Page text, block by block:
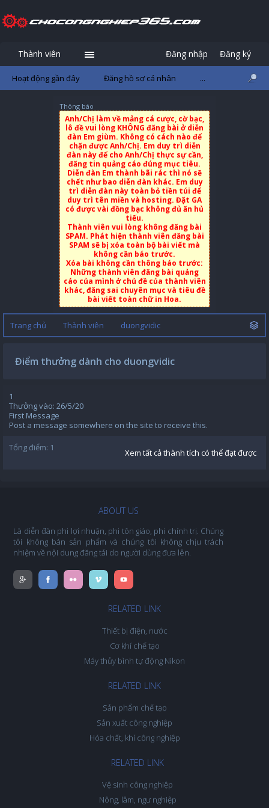
Thông báo
Anh/Chị làm về mảng cá cược, cờ bạc,
lô đề vui lòng KHÔNG đăng bài ở diễn
đàn Em giùm. Không có cách nào để
chặn được Anh/Chị. Em duy trì diễn
đàn này để cho Anh/Chị thực sự cần,
đăng tin quảng cáo đúng mục tiêu.
Diễn đàn Em thành bãi rác thì nó sẽ
chết như bao diễn đàn khác. Em duy
trì diễn đàn này toàn bỏ tiền túi để
duy trì tên miền và hosting. Đặt GA
có được vài đồng bạc không đủ ăn hủ
tiếu.
Thành viên vui lòng không đăng bài
SPAM. Phát hiện thành viên đăng bài
SPAM sẽ bị xóa toàn bộ bài viết mà
không cần báo trước.
Xóa bài không cần thông báo trước:
Những thành viên đăng bài quảng
cáo của mình ở chủ đề của thành viên
khác, đăng sai chuyên mục và tiêu đề
bài viết toàn chữ in Hoa.
Trang chủ Thành viên duongvidic
Điểm thưởng dành cho duongvidic
1
Thưởng vào: 26/5/20
First Message
Post a message somewhere on the site to receive this.
Tổng điểm: 1 Xem tất cả thành tích có thể đạt được
Thành viên
Hoạt động gần đây Đăng hồ sơ cá nhân ...
Đăng nhập Đăng ký
ABOUT US
Là diễn đàn phi lợi nhuận, phi tôn giáo, phi chính trị. Chúng
tôi không bán sản phẩm và chúng tôi không chịu trách
nhiệm về nội dung đăng tải do người dùng đưa lên.
RELATED LINK
Thiết bị điện, nước
Cơ khí chế tạo
Máy thủy bình tự động Nikon
RELATED LINK
Sản phẩm chế tạo
Sản xuất công nghiệp
Hóa chất, khí công nghiệp
RELATED LINK
Vệ sinh công nghiệp
Nông, lâm, ngư nghiệp